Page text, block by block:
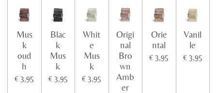
Mus
k
oud
h
€ 3,95
Blac
k
Mus
k
€ 3,95
Whit
e
Mus
k
€ 3,95
Origi
nal
Bro
wn
Amb
er
Orie
ntal
€ 3,95
Vanil
le
€ 3,95